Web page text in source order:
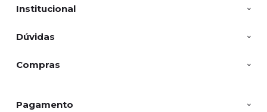
Institucional
Dúvidas
Compras
Pagamento